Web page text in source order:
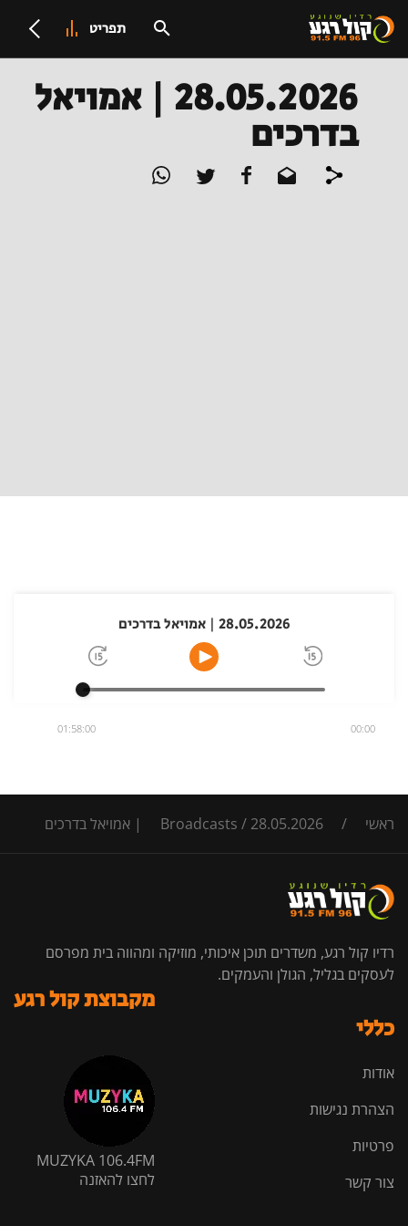
תפריט
28.05.2026 | אמויאל
בדרכים
28.05.2026 | אמויאל בדרכים
00:00
01:58:00
ראשי /
Broadcasts / 28.05.2026 | אמויאל בדרכים
רדיו קול רגע, משדרים תוכן איכותי, מוזיקה ומהווה בית מפרסם
לעסקים בגליל, הגולן והעמקים.
כללי
אודות
הצהרת נגישות
פרטיות
צור קשר
מקבוצת קול רגע
MUZYKA 106.4FM
לחצו להאזנה